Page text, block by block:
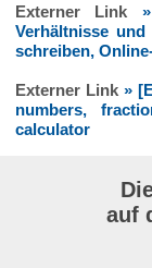
Externer Link
Verhältnisse
schreiben,
Externer Link »
numbers,
calculator
auf